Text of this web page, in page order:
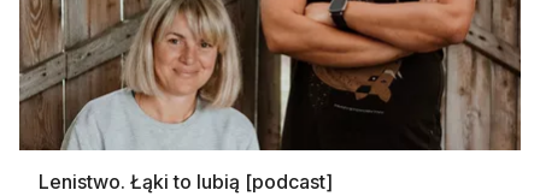
Lenistwo. Łąki to lubią [podcast]